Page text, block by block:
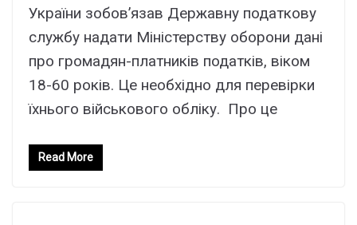
України зобов’язав Державну податкову
службу надати Міністерству оборони дані
про громадян-платників податків, віком
18-60 років. Це необхідно для перевірки
їхнього військового обліку. Про це
Read More